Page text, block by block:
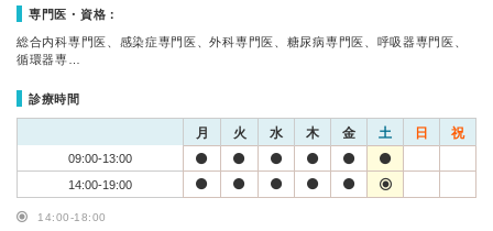
専門医・資格：
総合内科専門医、感染症専門医、外科専門医、糖尿病専門医、呼吸器専門医、
循環器専…
診療時間
月 火 水 木 金 土 日 祝
09:00-13:00
14:00-19:00
14:00-18:00